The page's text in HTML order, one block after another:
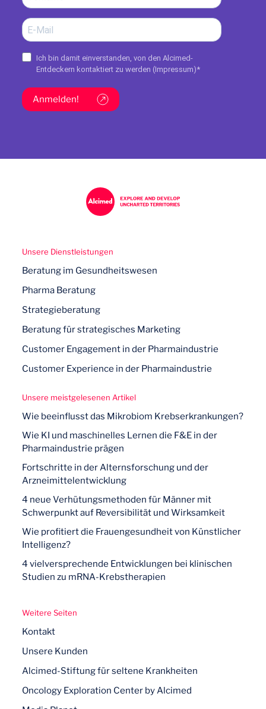
Ich bin damit einverstanden, von den Alcimed-
Entdeckern kontaktiert zu werden (Impressum)*
Anmelden!
Unsere Dienstleistungen
Beratung im Gesundheitswesen
Pharma Beratung
Strategieberatung
Beratung für strategisches Marketing
Customer Engagement in der Pharmaindustrie
Customer Experience in der Pharmaindustrie
Unsere meistgelesenen Artikel
Wie beeinflusst das Mikrobiom Krebserkrankungen?
Wie KI und maschinelles Lernen die F&E in der
Pharmaindustrie prägen
Fortschritte in der Alternsforschung und der
Arzneimittelentwicklung
4 neue Verhütungsmethoden für Männer mit
Schwerpunkt auf Reversibilität und Wirksamkeit
Wie profitiert die Frauengesundheit von Künstlicher
Intelligenz?
4 vielversprechende Entwicklungen bei klinischen
Studien zu mRNA-Krebstherapien
Weitere Seiten
Kontakt
Unsere Kunden
Alcimed-Stiftung für seltene Krankheiten
Oncology Exploration Center by Alcimed